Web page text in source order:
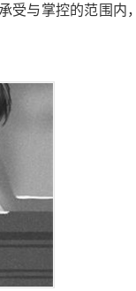
受与掌控的范围内